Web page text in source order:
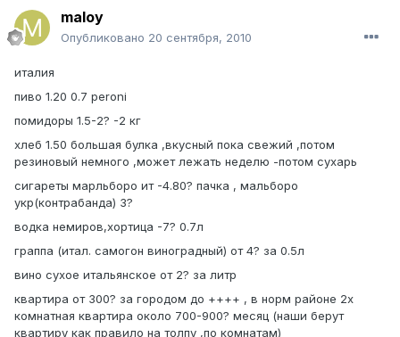
maloy
Опубликовано 20 сентября, 2010
италия
пиво 1.20 0.7 peroni
помидоры 1.5-2? -2 кг
хлеб 1.50 большая булка ,вкусный пока свежий ,потом
резиновый немного ,может лежать неделю -потом сухарь
сигареты марльборо ит -4.80? пачка , мальборо
укр(контрабанда) 3?
водка немиров,хортица -7? 0.7л
граппа (итал. самогон виноградный) от 4? за 0.5л
вино сухое итальянское от 2? за литр
квартира от 300? за городом до ++++ , в норм районе 2х
комнатная квартира около 700-900? месяц (наши берут
квартиру как правило на толпу ,по комнатам)